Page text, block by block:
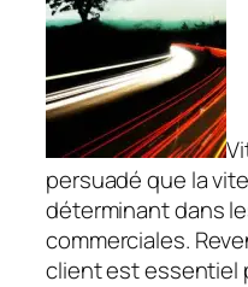
persuadé que la
déterminant dans
commerciales.
client est essentiel